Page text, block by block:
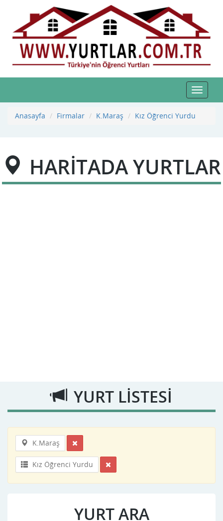
Toggle
Anasayfa
Firmalar K.Maraş Kız Öğrenci Yurdu
HARİTADA YURTLAR
YURT LİSTESİ
K.Maraş
Kız Öğrenci Yurdu
YURT ARA